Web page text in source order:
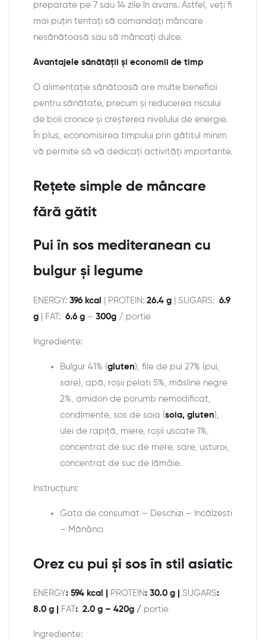
preparate pe 7 sau 14 zile în avans. Astfel, veți fi
mai puțin tentați să comandați mâncare
nesănătoasă sau să mâncați dulce.
Avantajele sănătății și economii de timp
O alimentație sănătoasă are multe beneficii
pentru sănătate, precum și reducerea riscului
de boli cronice și creșterea nivelului de energie.
În plus, economisirea timpului prin gătitul minim
vă permite să vă dedicați activități importante.
Rețete simple de mâncare
fără gătit
Pui în sos mediteranean cu
bulgur și legume
ENERGY: 396 kcal | PROTEIN: 26.4 g | SUGARS: 6.9
g | FAT: 6.6 g – 300g / portie
Ingrediente:
Bulgur 41% (gluten), file de pui 27% (pui,
sare), apă, roșii pelati 5%, măsline negre
2%, amidon de porumb nemodificat,
condimente, sos de soia (soia, gluten),
ulei de rapiță, miere, roșii uscate 1%,
concentrat de suc de mere, sare, usturoi,
concentrat de suc de lămâie.
Instrucțiuni:
Gata de consumat – Deschizi – Incălzesti
– Mănânci
Orez cu pui și sos în stil asiatic
ENERGY: 594 kcal | PROTEIN: 30.0 g | SUGARS:
8.0 g |
FAT : 2.0 g – 420g / portie
Ingrediente: